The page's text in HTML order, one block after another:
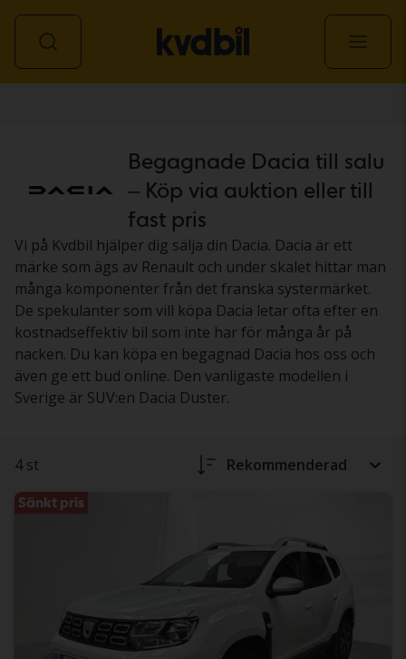
Begagnade Dacia till salu
– Köp via auktion eller till
fast pris
Vi på Kvdbil hjälper dig sälja din Dacia. Dacia är ett
märke som ägs av Renault och under skalet hittar man
många komponenter från det franska systermärket.
De spekulanter som vill köpa Dacia letar ofta efter en
kostnadseffektiv bil som inte har för många år på
nacken. Du kan köpa en begagnad Dacia hos oss och
även ge ett bud online. Den vanligaste modellen i
Sverige är SUV:en Dacia Duster.
4 st Rekommenderad
Sänkt pris